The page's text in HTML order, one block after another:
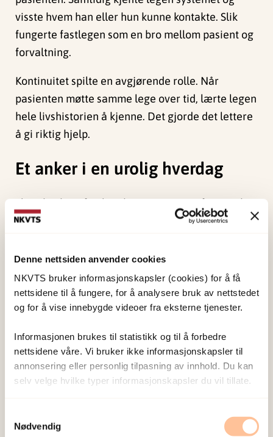
Denne nettsiden anvender cookies
NKVTS bruker informasjonskapsler (cookies) for å få
nettsidene til å fungere, for å analysere bruk av nettstedet
og for å vise innebygde videoer fra eksterne tjenester.
Informasjonen brukes til statistikk og til å forbedre
nettsidene våre. Vi bruker ikke informasjonskapsler til
annonsering eller personlig tilpasning av innhold. Du kan
selv velge hvilke typer informasjonskapsler du vil tillate.
Nødvendig
visste hvem han eller hun kunne kontakte. Slik
fungerte fastlegen som en bro mellom pasient og
forvaltning.
Kontinuitet spilte en avgjørende rolle. Når
pasienten møtte samme lege over tid, lærte legen
hele livshistorien å kjenne. Det gjorde det lettere
å gi riktig hjelp.
Et anker i en urolig hverdag
Flere beskrev fastlegekontoret som et fast punkt i
en urolig hverdag. De kom tilbake til samme rom,
temaer. Noen fortalte om søvnproblemer,
traumer og depresjon. Andre brøt sammen i gråt
Legen lyttet, stilte spørsmål og foreslo løsninger.
For noen førte det til henvisning til psykolog eller
spesialist. For andre førte det til endringer i
Studien viser at denne typen støtte kan styrke det